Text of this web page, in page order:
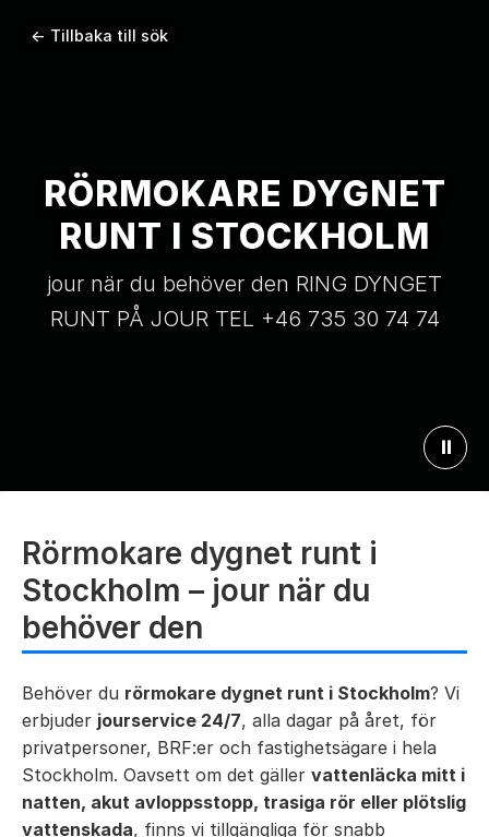
← Tillbaka till sök
RÖRMOKARE DYGNET
RUNT I STOCKHOLM
jour när du behöver den RING DYNGET
RUNT PÅ JOUR TEL +46 735 30 74 74
⏸
Rörmokare dygnet runt i
Stockholm – jour när du
behöver den
Behöver du rörmokare dygnet runt i Stockholm? Vi
erbjuder jourservice 24/7, alla dagar på året, för
privatpersoner, BRF:er och fastighetsägare i hela
Stockholm. Oavsett om det gäller vattenläcka mitt i
natten, akut avloppsstopp, trasiga rör eller plötslig
vattenskada, finns vi tillgängliga för snabb